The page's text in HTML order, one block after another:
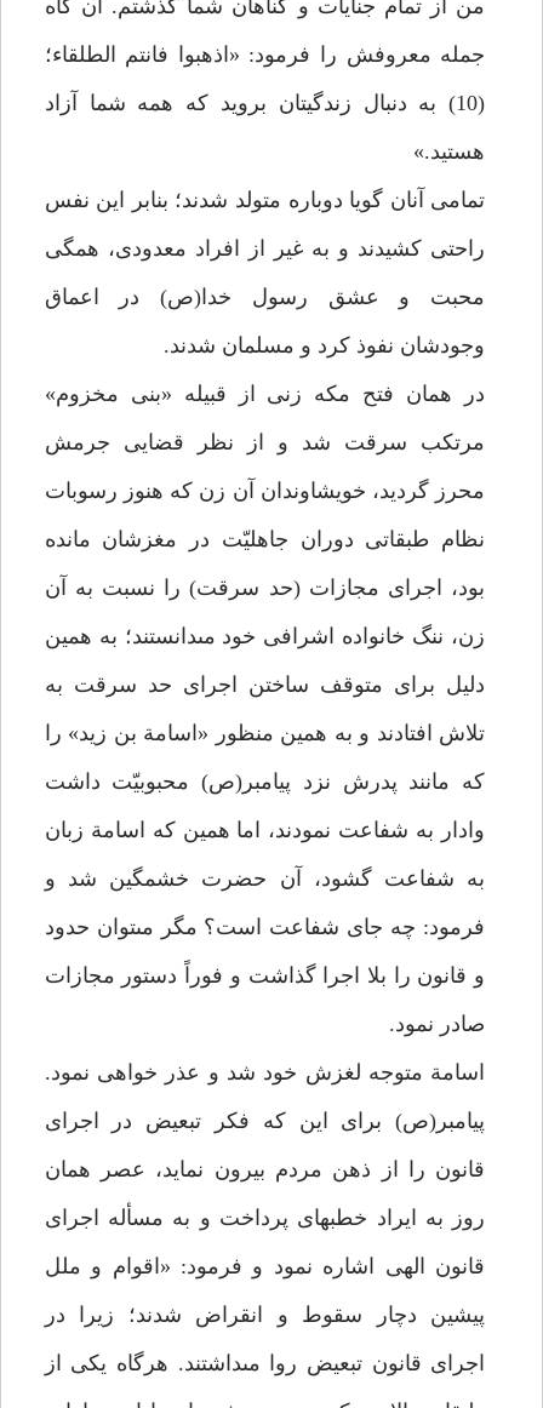
من از تمام جنايات و گناهان شما گذشتم. آن گاه
جمله معروفش را فرمود: «اذهبوا فانتم الطلقاء؛
(10) به دنبال زندگيتان برويد كه همه شما آزاد
هستيد.»
تمامى آنان گويا دوباره متولد شدند؛ بنابر اين نفس
راحتى كشيدند و به غير از افراد معدودى، همگى
محبت و عشق رسول خدا(ص) در اعماق
وجودشان نفوذ كرد و مسلمان شدند.
در همان فتح مكه زنى از قبيله «بنى مخزوم»
مرتكب سرقت شد و از نظر قضايى جرمش
محرز گرديد، خويشاوندان آن زن كه هنوز رسوبات
نظام طبقاتى دوران جاهليّت در مغزشان مانده
بود، اجراى مجازات (حد سرقت) را نسبت به آن
زن، ننگ خانواده اشرافى خود مى‏دانستند؛ به همين
دليل براى متوقف ساختن اجراى حد سرقت به
تلاش افتادند و به همين منظور «اسامة بن زيد» را
كه مانند پدرش نزد پيامبر(ص) محبوبيّت داشت
وادار به شفاعت نمودند، اما همين كه اسامة زبان
به شفاعت گشود، آن حضرت خشمگين شد و
فرمود: چه جاى شفاعت است؟ مگر مى‏توان حدود
و قانون را بلا اجرا گذاشت و فوراً دستور مجازات
صادر نمود.
اسامة متوجه لغزش خود شد و عذر خواهى نمود.
پيامبر(ص) براى اين كه فكر تبعيض در اجراى
قانون را از ذهن مردم بيرون نمايد، عصر همان
روز به ايراد خطبه‏اى پرداخت و به مسأله اجراى
قانون الهى اشاره نمود و فرمود: «اقوام و ملل
پيشين دچار سقوط و انقراض شدند؛ زيرا در
اجراى قانون تبعيض روا مى‏داشتند. هرگاه يكى از